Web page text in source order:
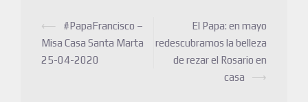
⟵
#PapaFrancisco –
Misa Casa Santa Marta
25-04-2020
El Papa: en mayo
redescubramos la belleza
de rezar el Rosario en
casa
⟶